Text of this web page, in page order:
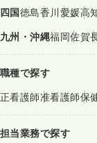
四国徳島香川愛媛高
九州・沖縄福岡佐賀
職種で探す
正看護師准看護師保
担当業務で探す